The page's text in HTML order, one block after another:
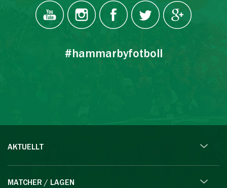
#hammarbyfotboll
AKTUELLT
MATCHER / LAGEN